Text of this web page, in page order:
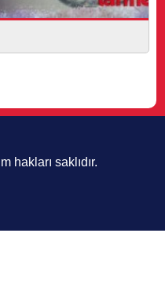
hakları saklıdır.